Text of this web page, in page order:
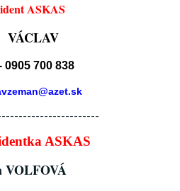
ASKAS
VÁCLAV
0905 700 838
ASKAS
VOLFOVÁ